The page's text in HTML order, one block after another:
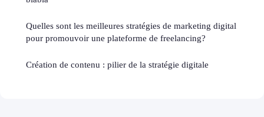
Quelles sont les meilleures stratégies de marketing digital
pour promouvoir une plateforme de freelancing?
Création de contenu : pilier de la stratégie digitale